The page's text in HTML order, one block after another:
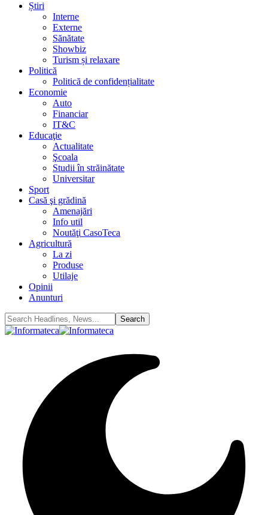
Știri
Interne
Externe
Sănătate
Showbiz
Turism și relaxare
Politică
Politică de confidențialitate
Economie
Auto
Financiar
IT&C
Educaţie
Actualitate
Şcoala
Studii în străinătate
Universitar
Sport
Casă şi grădină
Amenajări
Info util
Noutăţi CasoTeca
Agricultură
La zi
Produse
Utilaje
Opinii
Anunturi